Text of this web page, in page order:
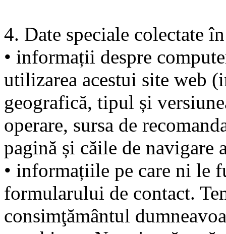
4. Date speciale colectate
• informații despre
utilizarea acestui site web
geografică, tipul și
operare, sursa de
pagină și căile de navigare
• informațiile pe care ni le
formularului de contact.
consimţământul